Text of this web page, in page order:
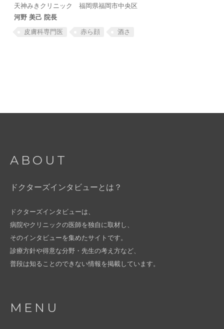
天神みきクリニック 福岡県福岡市中央区
河野 美己 院長
皮膚科専門医
⾚ら顔 酒さ
ABOUT
ドクターズインタビューとは？
ドクターズインタビューは、
病院やクリニックの医師を独自に取材し、
そのインタビューを集めたサイトです。
診療方針や得意な分野・先生の考え方など、
普段は知ることのできない情報を掲載しています。
MENU